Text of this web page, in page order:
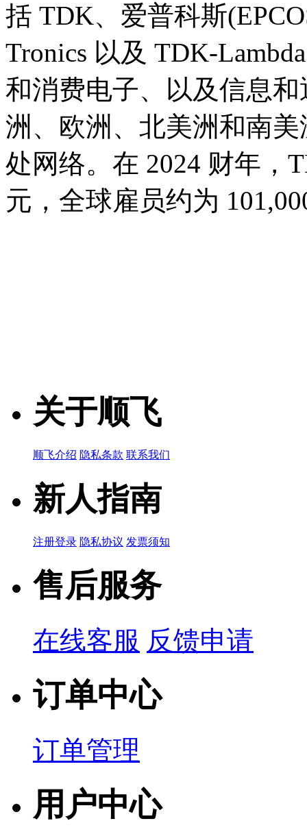
括 TDK、爱普科斯
Tronics 以及 TDK-
和消费电子、以及信息
洲、欧洲、北美洲和南
处网络。在 2024 财年，
元，全球雇员约为
关于顺飞
顺飞介绍 隐私条款 联系我们
新人指南
注册登录 隐私协议 发票须知
售后服务
在线客服 反馈申请
订单中心
订单管理
用户中心